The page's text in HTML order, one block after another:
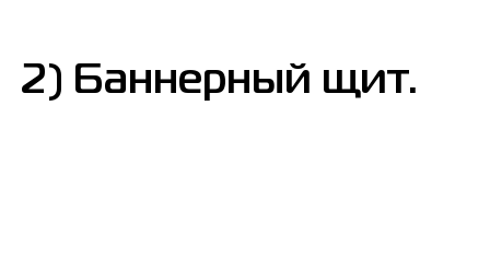
2) Баннерный щит.